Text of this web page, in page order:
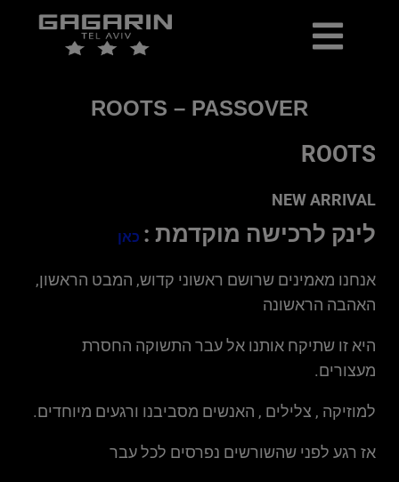
ROOTS – PASSOVER
ROOTS
NEW ARRIVAL
לינק לרכישה מוקדמת : כאן
אנחנו מאמינים שרושם ראשוני קדוש, המבט הראשון,
האהבה הראשונה
היא זו שתיקח אותנו אל עבר התשוקה החסרת
מעצורים.
למוזיקה , צלילים , האנשים מסביבנו ורגעים מיוחדים.
אז רגע לפני שהשורשים נפרסים לכל עבר